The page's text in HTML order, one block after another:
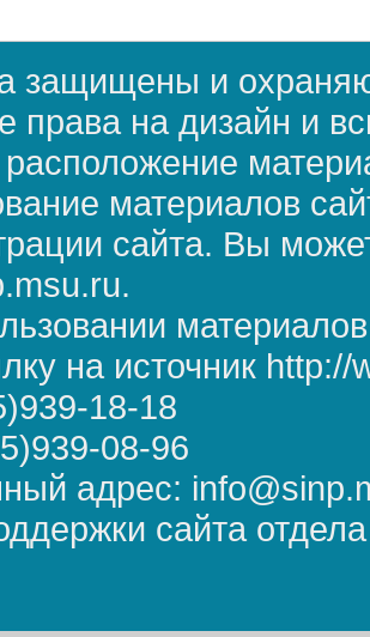
защищены и
права на дизайн и
расположение
материалов
сайта. Вы
на источник
18-18
08-96
адрес:
сайта